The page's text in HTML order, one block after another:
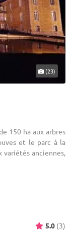
(23)
150 ha aux arbres
et le parc à la
variétés anciennes,
5.0 (3)